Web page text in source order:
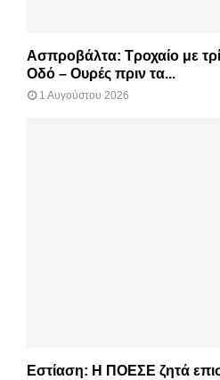
Ασπροβάλτα: Τροχαίο με
Οδό – Ουρές πριν τα...
1 Αυγούστου 2026
Εστίαση: Η ΠΟΕΣΕ ζητά